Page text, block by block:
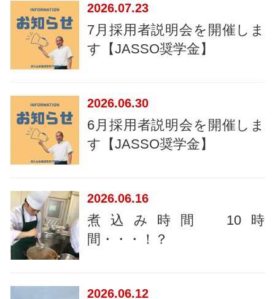
2026 07.23
7月採用者説明会を開催しま
す【JASSO奨学金】
2026 06.30
6月採用者説明会を開催しま
す【JASSO奨学金】
2026 06.16
煮込み時間 10時
間・・・！？
2026 06.12